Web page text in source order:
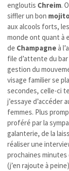
engloutis Chreim.
siffler un bon
aux alcools forts,
monde ont quant à
de Champagneà
file d’attente du
gestion du
visage familier se
secondes, celle-ci
j’essaye d’accéder
femmes. Plus
proféré par la
galanterie, de la
réaliser une
prochaines
(j’en rajoute à